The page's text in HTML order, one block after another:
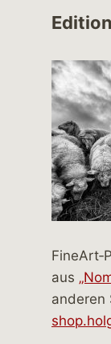
aus
anderen